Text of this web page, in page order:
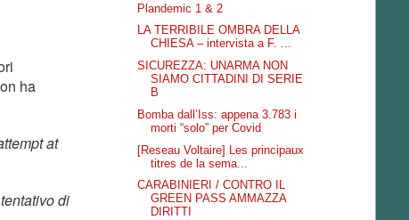
ha
at
di
Plandemic 1 & 2
LA TERRIBILE OMBRA DELLA
CHIESA – intervista a F. ...
SICUREZZA: UNARMA NON
SIAMO CITTADINI DI SERIE
B
Bomba dall’Iss: appena 3.783 i
morti “solo” per Covid
[Reseau Voltaire] Les principaux
titres de la sema...
CARABINIERI / CONTRO IL
GREEN PASS AMMAZZA
DIRITTI